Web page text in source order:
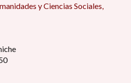
y Ciencias Sociales,